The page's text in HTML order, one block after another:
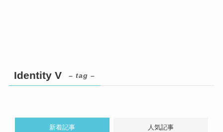
Identity V – tag –
新着記事 人気記事